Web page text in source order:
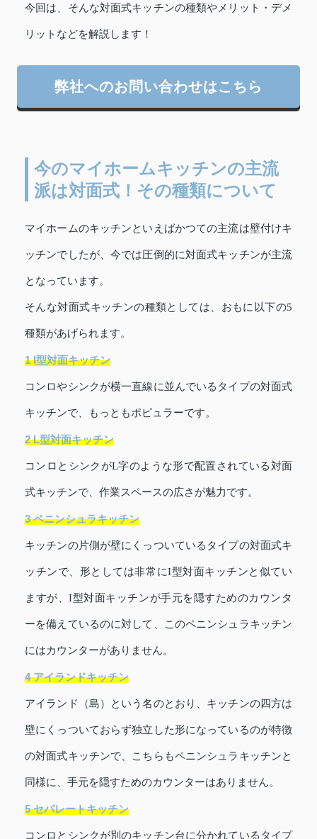
今回は、そんな対面式キッチンの種類やメリット・デメ
リットなどを解説します！
弊社へのお問い合わせはこちら
今のマイホームキッチンの主流
派は対面式！その種類について
マイホームのキッチンといえばかつての主流は壁付けキ
ッチンでしたが、今では圧倒的に対面式キッチンが主流
となっています。
そんな対面式キッチンの種類としては、おもに以下の5
種類があげられます。
1 I型対面キッチン
コンロやシンクが横一直線に並んでいるタイプの対面式
キッチンで、もっともポピュラーです。
2 L型対面キッチン
コンロとシンクがL字のような形で配置されている対面
式キッチンで、作業スペースの広さが魅力です。
3 ペニンシュラキッチン
キッチンの片側が壁にくっついているタイプの対面式キ
ッチンで、形としては非常にI型対面キッチンと似てい
ますが、I型対面キッチンが手元を隠すためのカウンタ
ーを備えているのに対して、このペニンシュラキッチン
にはカウンターがありません。
4 アイランドキッチン
アイランド（島）という名のとおり、キッチンの四方は
壁にくっついておらず独立した形になっているのが特徴
の対面式キッチンで、こちらもペニンシュラキッチンと
同様に、手元を隠すためのカウンターはありません。
5 セパレートキッチン
コンロとシンクが別のキッチン台に分かれているタイプ